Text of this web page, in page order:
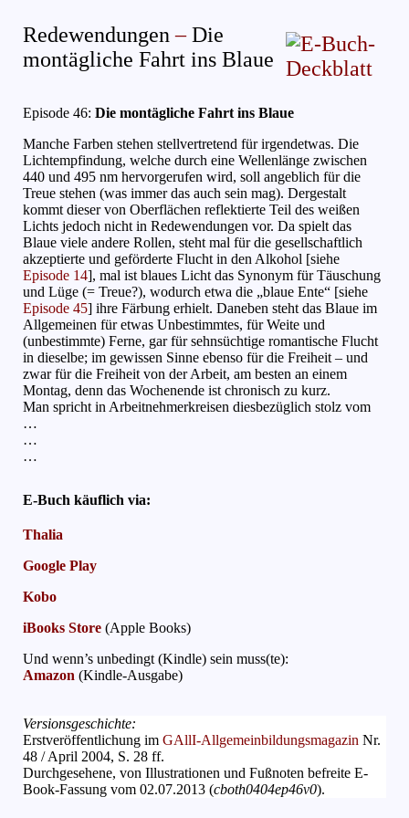
Redewendungen–Die
montägliche Fahrt ins Blaue
Episode 46: Die montägliche Fahrt ins Blaue
Manche Farben stehen stellvertretend für irgendetwas. Die
Lichtempfindung, welche durch eine Wellenlänge zwischen
440 und 495 nm hervorgerufen wird, soll angeblich für die
Treue stehen (was immer das auch sein mag). Dergestalt
kommt dieser von Oberflächen reflektierte Teil des weißen
Lichts jedoch nicht in Redewendungen vor. Da spielt das
Blaue viele andere Rollen, steht mal für die gesellschaftlich
akzeptierte und geförderte Flucht in den Alkohol [siehe
Episode 14], mal ist blaues Licht das Synonym für Täuschung
und Lüge (= Treue?), wodurch etwa die „blaue Ente“ [siehe
Episode 45] ihre Färbung erhielt. Daneben steht das Blaue im
Allgemeinen für etwas Unbestimmtes, für Weite und
(unbestimmte) Ferne, gar für sehnsüchtige romantische Flucht
in dieselbe; im gewissen Sinne ebenso für die Freiheit – und
zwar für die Freiheit von der Arbeit, am besten an einem
Montag, denn das Wochenende ist chronisch zu kurz.
Man spricht in Arbeitnehmerkreisen diesbezüglich stolz vom
…
…
…
E-Buch käuflich via:
Thalia
Google Play
Kobo
iBooks Store (Apple Books)
Und wenn’s unbedingt (Kindle) sein muss(te):
Amazon (Kindle-Ausgabe)
Versionsgeschichte:
Erstveröffentlichung im GAllI-Allgemeinbildungsmagazin Nr.
48 / April 2004, S. 28 ff.
Durchgesehene, von Illustrationen und Fußnoten befreite E-
Book-Fassung vom 02.07.2013 (cboth0404ep46v0).